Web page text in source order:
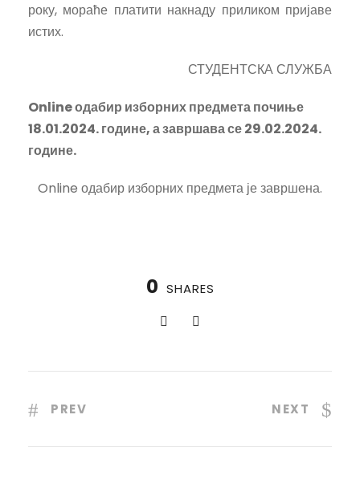
року, мораће платити накнаду приликом пријаве
истих.
СТУДЕНТСКА СЛУЖБА
Online одабир изборних предмета почиње
18.01.2024. године, а завршава се 29.02.2024.
године.
Online одабир изборних предмета је завршена.
0 SHARES
PREV NEXT